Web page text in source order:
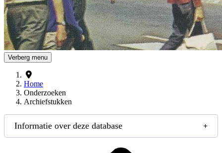
Verberg menu
Home
Onderzoeken
Archiefstukken
Informatie over deze database